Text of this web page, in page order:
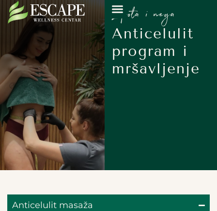
Lepota i nega
Anticelulit
program i
mršavljenje
Anticelulit masaža